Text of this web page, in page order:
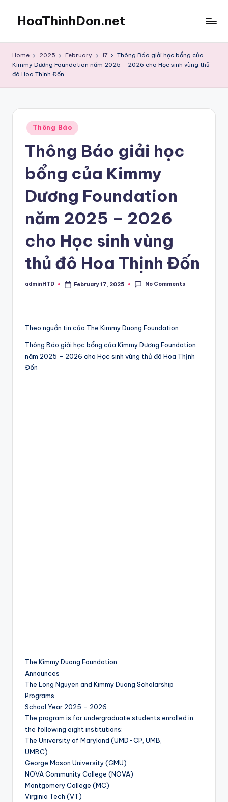
content
HoaThinhDon.net
in
Washington
Home 2025 February 17
Thông Báo giải học bổng của
Kimmy Dương Foundation năm 2025 – 2026 cho Học sinh vùng thủ
đô Hoa Thịnh Đốn
Posted
in
Thông Báo
Thông Báo giải học
bổng của Kimmy
Dương Foundation
năm 2025 – 2026
cho Học sinh vùng
thủ đô Hoa Thịnh Đốn
Posted
adminHTD February 17, 2025 No Comments
Theo nguồn tin của The Kimmy Duong Foundation
Thông Báo giải học bổng của Kimmy Dương Foundation
năm 2025 – 2026 cho Học sinh vùng thủ đô Hoa Thịnh
Đốn
The Kimmy Duong Foundation
Announces
The Long Nguyen and Kimmy Duong Scholarship
Programs
School Year 2025 – 2026
The program is for undergraduate students enrolled in
the following eight institutions:
The University of Maryland (UMD-CP, UMB,
UMBC)
George Mason University (GMU)
NOVA Community College (NOVA)
Montgomery College (MC)
Virginia Tech (VT)